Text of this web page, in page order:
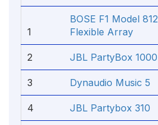
1
BOSE F1 Model 812
Flexible Array
2 JBL PartyBox 1000
3 Dynaudio Music 5
4 JBL Partybox 310